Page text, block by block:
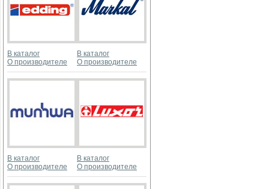
В каталог
О производителе
В каталог
О производителе
В каталог
О производителе
В каталог
О производителе